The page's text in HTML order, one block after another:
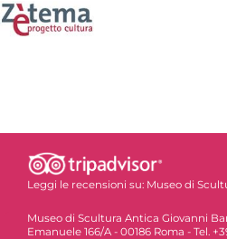
Leggi le recensioni su: Museo di
Museo di Scultura Antica Giovanni
Emanuele 166/A - 00186 Roma - Tel.